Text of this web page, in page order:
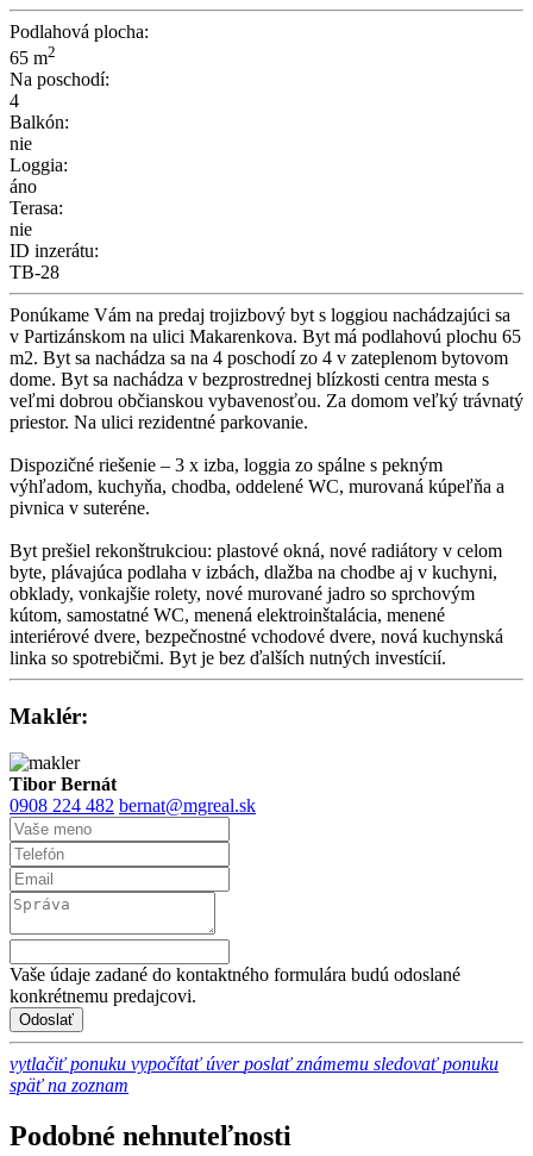
Podlahová plocha:
65 m2
Na poschodí:
4
Balkón:
nie
Loggia:
áno
Terasa:
nie
ID inzerátu:
TB-28
Ponúkame Vám na predaj trojizbový byt s loggiou nachádzajúci sa
v Partizánskom na ulici Makarenkova. Byt má podlahovú plochu 65
m2. Byt sa nachádza sa na 4 poschodí zo 4 v zateplenom bytovom
dome. Byt sa nachádza v bezprostrednej blízkosti centra mesta s
veľmi dobrou občianskou vybavenosťou. Za domom veľký trávnatý
priestor. Na ulici rezidentné parkovanie.
Dispozičné riešenie – 3 x izba, loggia zo spálne s pekným
výhľadom, kuchyňa, chodba, oddelené WC, murovaná kúpeľňa a
pivnica v suteréne.
Byt prešiel rekonštrukciou: plastové okná, nové radiátory v celom
byte, plávajúca podlaha v izbách, dlažba na chodbe aj v kuchyni,
obklady, vonkajšie rolety, nové murované jadro so sprchovým
kútom, samostatné WC, menená elektroinštalácia, menené
interiérové dvere, bezpečnostné vchodové dvere, nová kuchynská
linka so spotrebičmi. Byt je bez ďalších nutných investícií.
Maklér:
Tibor Bernát
0908 224 482 bernat@mgreal.sk
Vaše údaje zadané do kontaktného formulára budú odoslané
konkrétnemu predajcovi.
vytlačiť ponuku vypočítať úver poslať známemu sledovať ponuku
späť na zoznam
Podobné nehnuteľnosti